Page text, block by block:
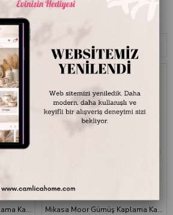
Filtreleme
Mikasa Moor Gümüş Kaplama Kahve Doğal Taş Saplı Kek Servis Takımı Mikasa Moor Gümüş Kaplama Kahve Doğal Taş Saplı Salata Servis Seti